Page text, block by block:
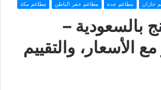
جازان مطاعم جدة مطاعم حفر الباطن مطاعم مكة
بالسعودية –
مع الأسعار، والتقييم